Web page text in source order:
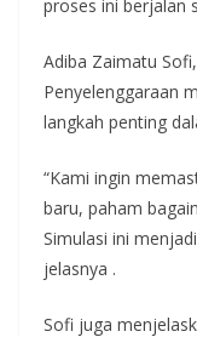
proses ini berjalan
Adiba Zaimatu
Penyelenggaraan
langkah penting
“Kami ingin
baru, paham
Simulasi ini
jelasnya .
Sofi juga